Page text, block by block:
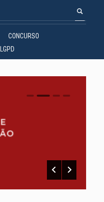
CONCURSO
LGPD
0 1 2